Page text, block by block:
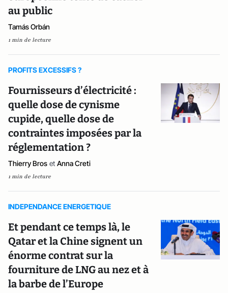
au public
Tamás Orbán
1 min de lecture
PROFITS EXCESSIFS ?
Fournisseurs d’électricité :
quelle dose de cynisme
cupide, quelle dose de
contraintes imposées par la
réglementation ?
Thierry Bros et Anna Creti
1 min de lecture
INDEPENDANCE ENERGETIQUE
Et pendant ce temps là, le
Qatar et la Chine signent un
énorme contrat sur la
fourniture de LNG au nez et à
la barbe de l’Europe